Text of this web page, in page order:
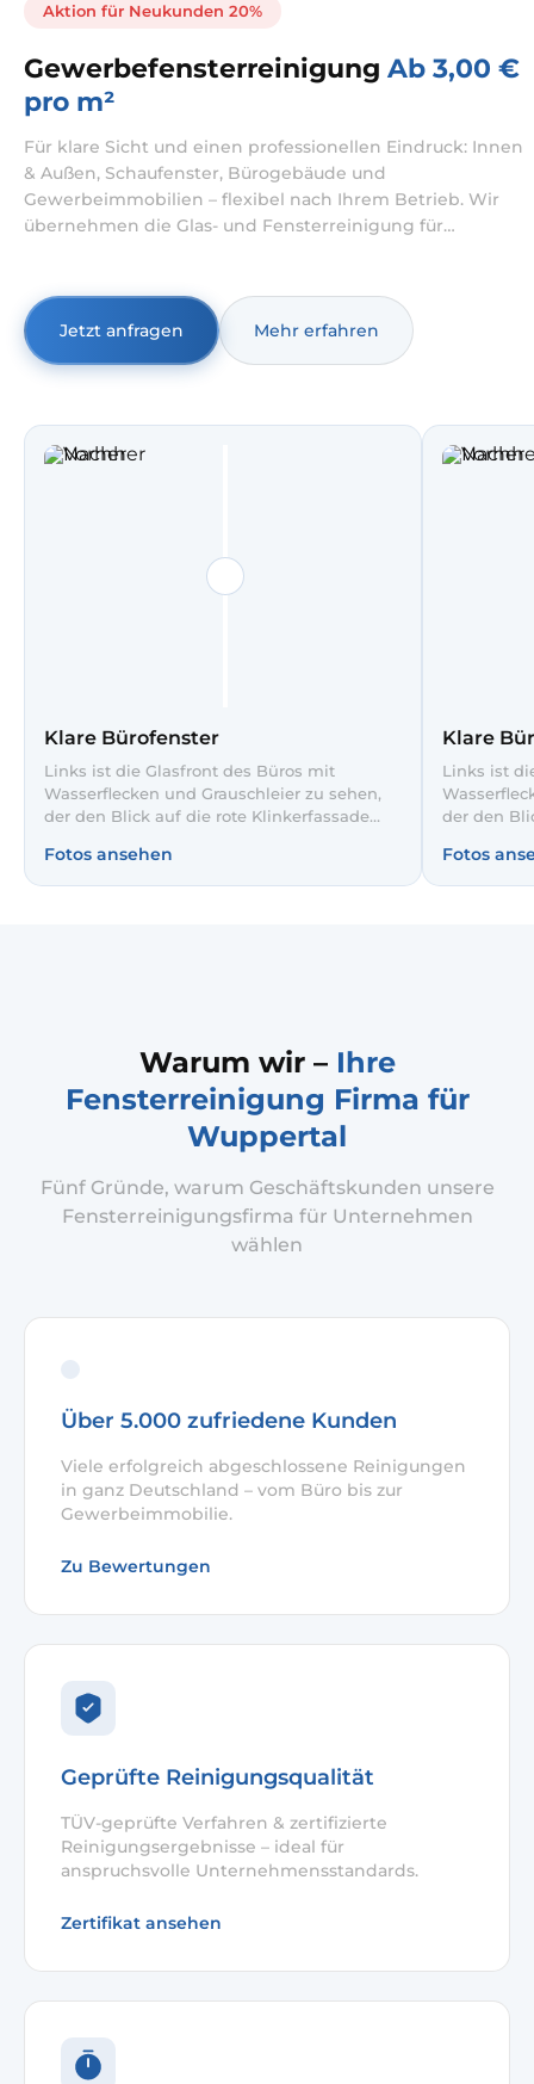
Aktion für Neukunden 20%
Gewerbefensterreinigung Ab 3,00 €
pro m²
Für klare Sicht und einen professionellen Eindruck: Innen
& Außen, Schaufenster, Bürogebäude und
Gewerbeimmobilien – flexibel nach Ihrem Betrieb. Wir
übernehmen die Glas- und Fensterreinigung für
Lagen. Wir arbeiten abgestimmt auf Öffnungszeiten und
Betriebsabläufe, damit Teams, Kundenverkehr und
Abläufe möglichst ungestört bleiben.
Jetzt anfragen Mehr erfahren
Klare Bürofenster
Links ist die Glasfront des Büros mit
Wasserflecken und Grauschleier zu sehen,
der den Blick auf die rote Klinkerfassade
Glasreinigung rechts erscheinen Himmel
und Gebäude deutlich klarer und ohne
Fotos ansehen
Klare
Links ist
der den
und
Fotos
Warum wir – Ihre
Fensterreinigung Firma für
Wuppertal
Fünf Gründe, warum Geschäftskunden unsere
Fensterreinigungsfirma für Unternehmen
wählen
Über 5.000 zufriedene Kunden
Viele erfolgreich abgeschlossene Reinigungen
in ganz Deutschland – vom Büro bis zur
Gewerbeimmobilie.
Zu Bewertungen
Geprüfte Reinigungsqualität
TÜV-geprüfte Verfahren & zertifizierte
Reinigungsergebnisse – ideal für
anspruchsvolle Unternehmensstandards.
Zertifikat ansehen